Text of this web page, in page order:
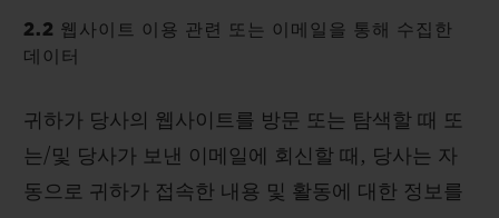
2.2 웹사이트 이용 관련 또는 이메일을 통해 수집한
데이터
귀하가 당사의 웹사이트를 방문 또는 탐색할 때 또
는/및 당사가 보낸 이메일에 회신할 때, 당사는 자
동으로 귀하가 접속한 내용 및 활동에 대한 정보를